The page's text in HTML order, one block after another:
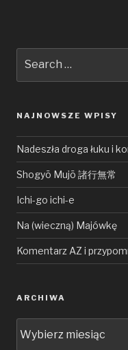
for:
NAJNOWSZE WPISY
Nadeszła droga łuku i
Shogyō Mujō 諸行無常
Ichi-go ichi-e
Na (wieczną) Majówkę
Komentarz AZ i
ARCHIWA